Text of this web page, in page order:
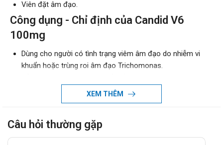
Viên đặt âm đạo.
Công dụng - Chỉ định của Candid V6
100mg
Dùng cho người có tình trạng viêm âm đạo do nhiễm vi
khuẩn hoặc trùng roi âm đạo Trichomonas.
Sử dụng để vệ sinh vùng âm đạo cho phụ nữ cần can thiệp
phẫu thuật.
Cách dùng - Liều dùng của Candid V6
100mg
XEM THÊM
Câu hỏi thường gặp